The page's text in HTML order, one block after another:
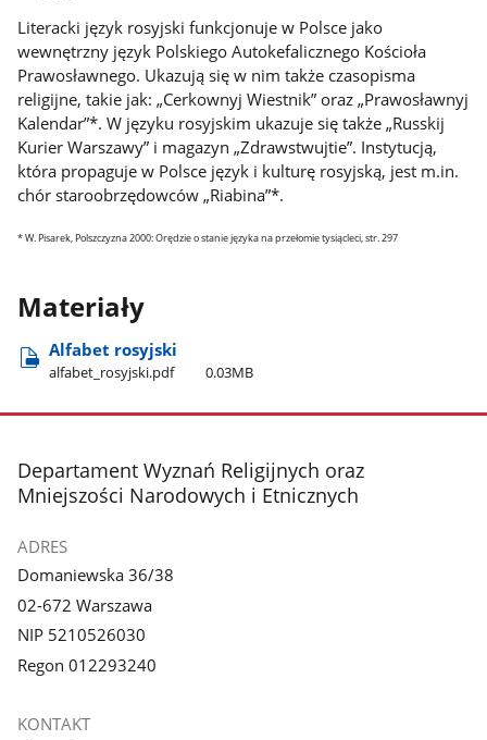
Literacki język rosyjski funkcjonuje w Polsce jako
wewnętrzny język Polskiego Autokefalicznego Kościoła
Prawosławnego. Ukazują się w nim także czasopisma
religijne, takie jak: „Cerkownyj Wiestnik” oraz „Prawosławnyj
Kalendar”*. W języku rosyjskim ukazuje się także „Russkij
Kurier Warszawy” i magazyn „Zdrawstwujtie”. Instytucją,
która propaguje w Polsce język i kulturę rosyjską, jest m.in.
chór staroobrzędowców „Riabina”*.
* W. Pisarek, Polszczyzna 2000: Orędzie o stanie języka na przełomie tysiącleci, str. 297
Materiały
Alfabet rosyjski
alfabet​_rosyjski.pdf 0.03MB
stopka
Departament Wyznań Religijnych oraz
Mniejszości Narodowych i Etnicznych
ADRES
Domaniewska 36/38
02-672 Warszawa
NIP 5210526030
Regon 012293240
KONTAKT